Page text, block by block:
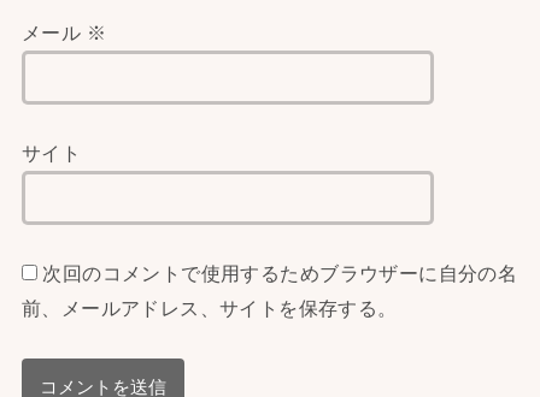
メール ※
サイト
次回のコメントで使用するためブラウザーに自分の名
前、メールアドレス、サイトを保存する。